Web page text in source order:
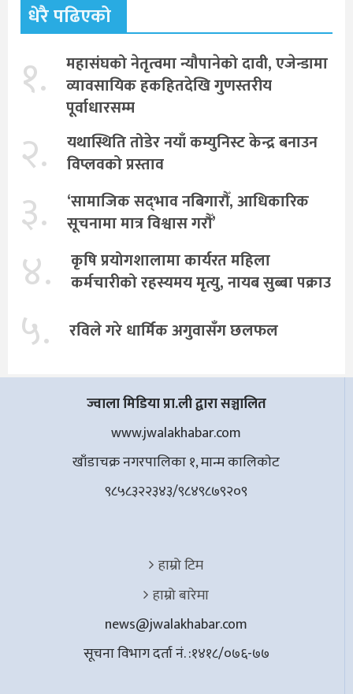
धेरै पढिएको
१.
महासंघको नेतृत्वमा न्यौपानेको दावी, एजेन्डामा
व्यावसायिक हकहितदेखि गुणस्तरीय
पूर्वाधारसम्म
२.
यथास्थिति तोडेर नयाँ कम्युनिस्ट केन्द्र बनाउन
विप्लवको प्रस्ताव
३.
‘सामाजिक सद्‌भाव नबिगारौँ, आधिकारिक
सूचनामा मात्र विश्वास गरौँ’
४.
कृषि प्रयोगशालामा कार्यरत महिला
कर्मचारीको रहस्यमय मृत्यु, नायब सुब्बा पक्राउ
५. रविले गरे धार्मिक अगुवासँग छलफल
ज्वाला मिडिया प्रा.ली द्वारा सञ्चालित
www.jwalakhabar.com
खाँडाचक्र नगरपालिका १, मान्म कालिकाेट
९८५८३२२३४३/९८४९८७९२०९
हाम्रो टिम
हाम्रो बारेमा
news@jwalakhabar.com
सूचना विभाग दर्ता नं. :१४१८/०७६-७७